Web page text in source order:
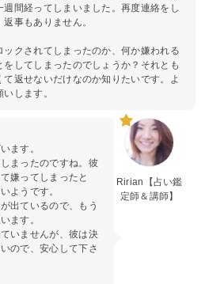
週間経ってしまいました。再度連絡をし
返事もありません。
ックされてしまったのか、何か嫌われる
をしてしまったのでしょうか？それとも
て返せないだけなのか知りたいです。よ
します。
Ririan【占い鑑
定師＆講師】
ます。
まったのですね。彼
嫌ってしまったと
ようです。
出ているので、もう
ます。
いませんが、彼は決
ので、安心して下さ